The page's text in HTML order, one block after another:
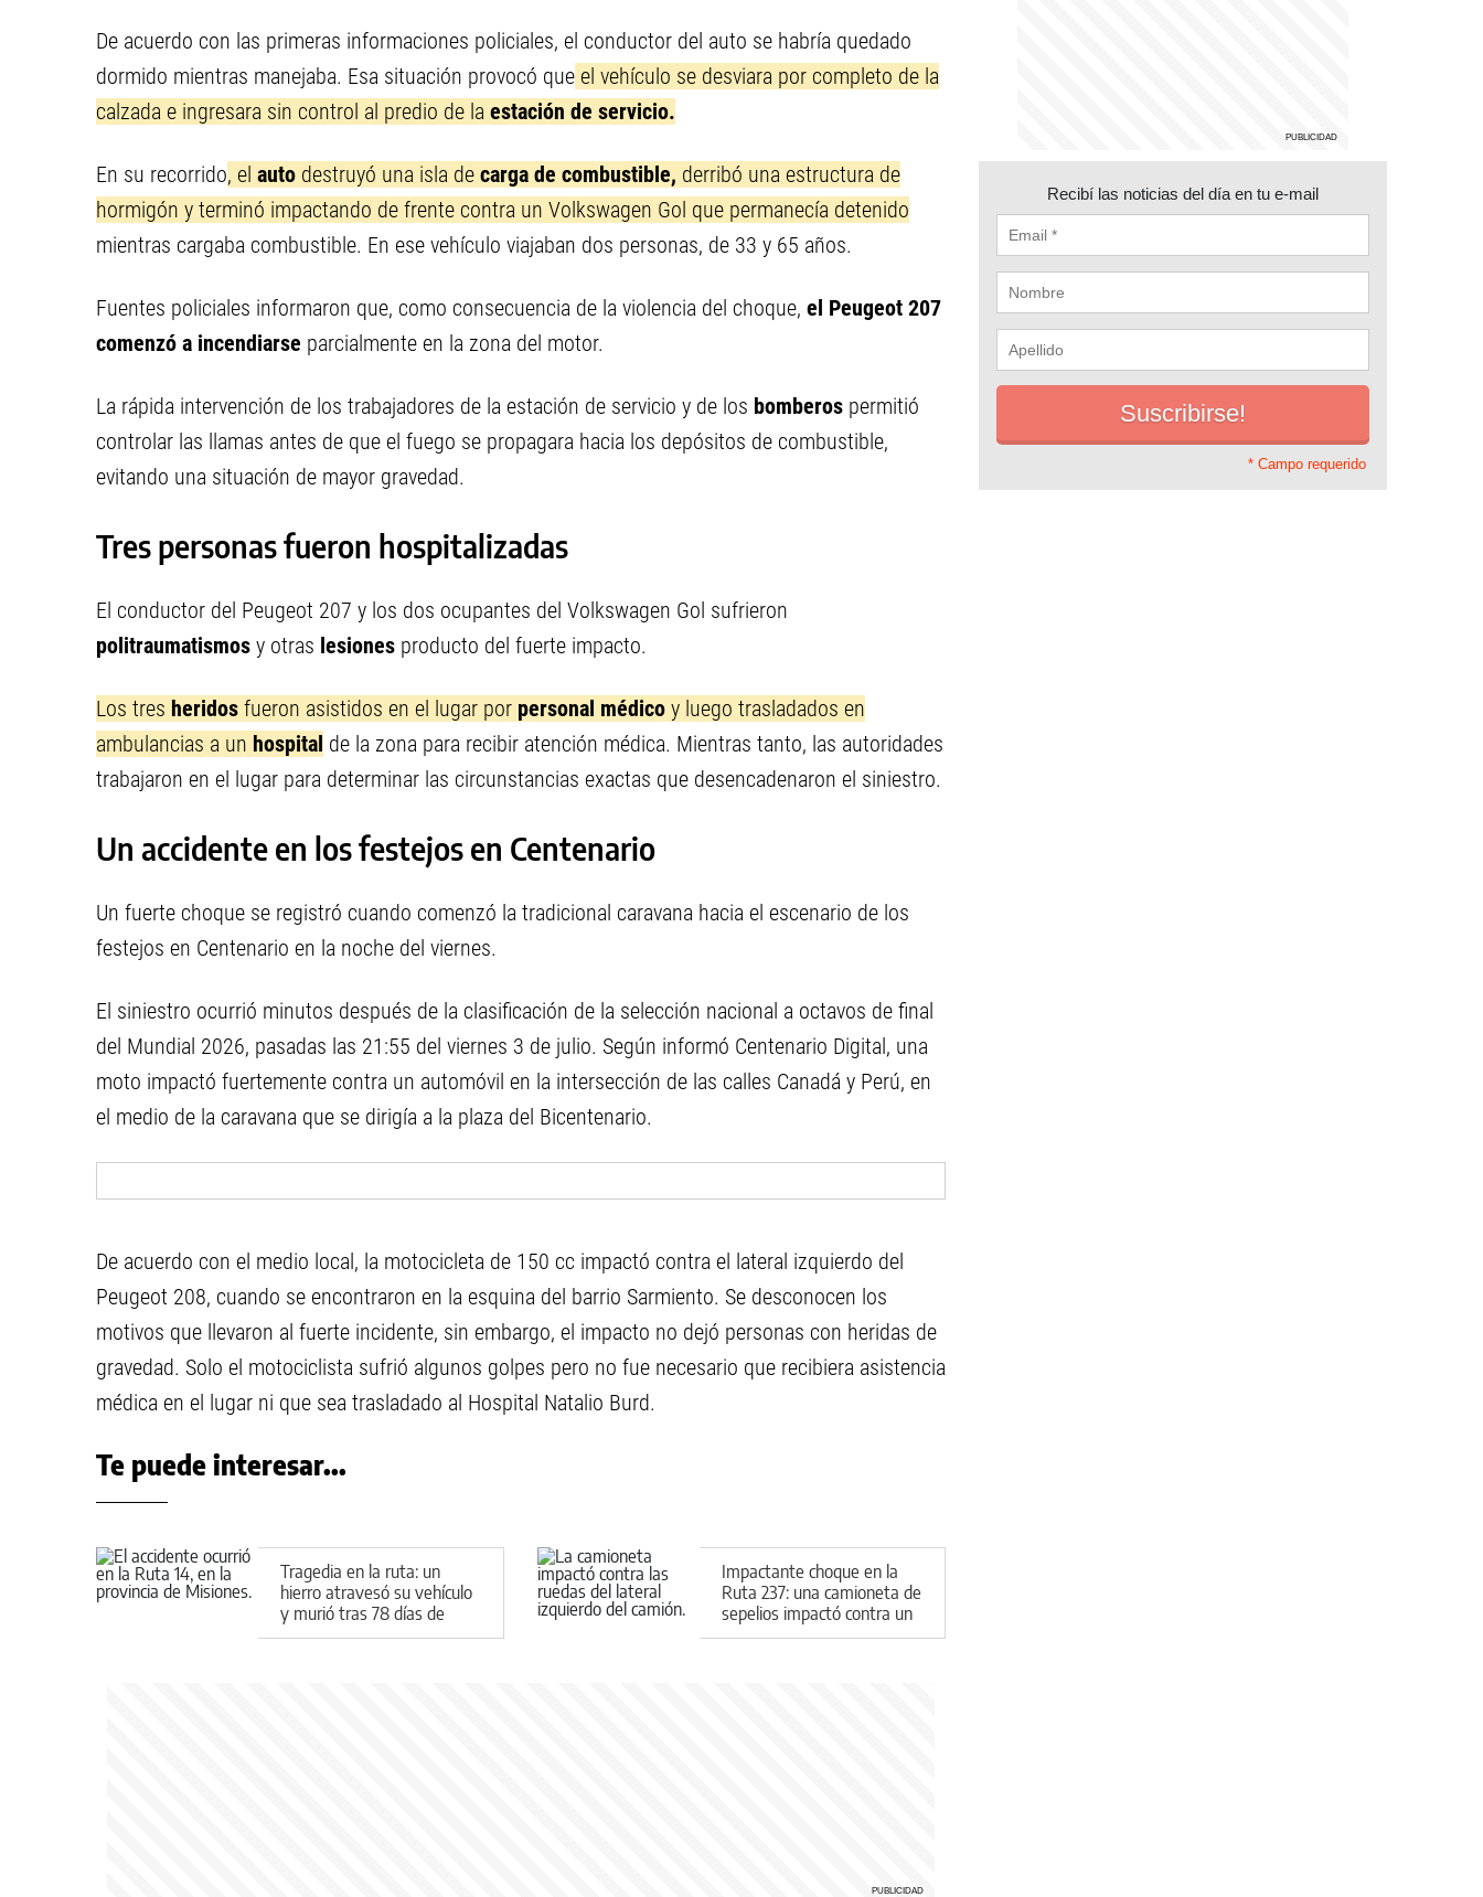
De acuerdo con las primeras informaciones policiales, el conductor del auto se habría quedado
dormido mientras manejaba. Esa situación provocó que el vehículo se desviara por completo de la
calzada e ingresara sin control al predio de la estación de servicio.
En su recorrido, el auto destruyó una isla de carga de combustible, derribó una estructura de
hormigón y terminó impactando de frente contra un Volkswagen Gol que permanecía detenido
mientras cargaba combustible. En ese vehículo viajaban dos personas, de 33 y 65 años.
Fuentes policiales informaron que, como consecuencia de la violencia del choque, el Peugeot 207
comenzó a incendiarse parcialmente en la zona del motor.
La rápida intervención de los trabajadores de la estación de servicio y de los bomberos permitió
controlar las llamas antes de que el fuego se propagara hacia los depósitos de combustible,
evitando una situación de mayor gravedad.
Tres personas fueron hospitalizadas
El conductor del Peugeot 207 y los dos ocupantes del Volkswagen Gol sufrieron
politraumatismos y otras lesiones producto del fuerte impacto.
Los tres heridos fueron asistidos en el lugar por personal médico y luego trasladados en
ambulancias a un hospital de la zona para recibir atención médica. Mientras tanto, las autoridades
trabajaron en el lugar para determinar las circunstancias exactas que desencadenaron el siniestro.
Un accidente en los festejos en Centenario
Un fuerte choque se registró cuando comenzó la tradicional caravana hacia el escenario de los
festejos en Centenario en la noche del viernes.
El siniestro ocurrió minutos después de la clasificación de la selección nacional a octavos de final
del Mundial 2026, pasadas las 21:55 del viernes 3 de julio. Según informó Centenario Digital, una
moto impactó fuertemente contra un automóvil en la intersección de las calles Canadá y Perú, en
el medio de la caravana que se dirigía a la plaza del Bicentenario.
De acuerdo con el medio local, la motocicleta de 150 cc impactó contra el lateral izquierdo del
Peugeot 208, cuando se encontraron en la esquina del barrio Sarmiento. Se desconocen los
motivos que llevaron al fuerte incidente, sin embargo, el impacto no dejó personas con heridas de
gravedad. Solo el motociclista sufrió algunos golpes pero no fue necesario que recibiera asistencia
médica en el lugar ni que sea trasladado al Hospital Natalio Burd.
Te puede interesar...
Tragedia en la ruta: un
hierro atravesó su vehículo
y murió tras 78 días de
agonía
Impactante choque en la
Ruta 237: una camioneta de
sepelios impactó contra un
camión con gas propano
Recibí las noticias del día en tu e-mail
* Campo requerido